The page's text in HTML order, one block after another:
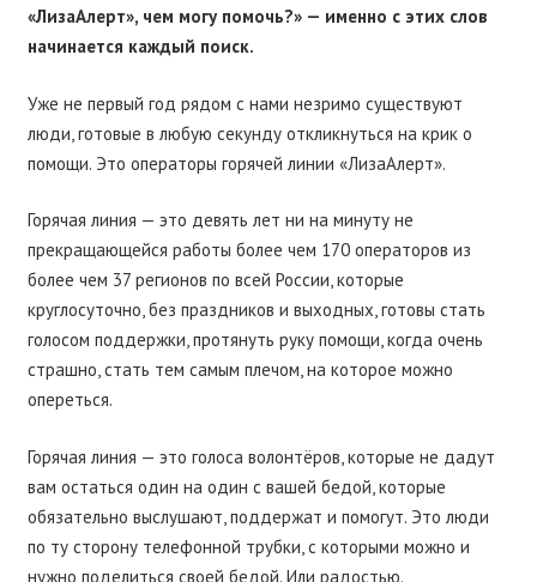
«ЛизаАлерт», чем могу помочь?» — именно с этих слов
начинается каждый поиск.
Уже не первый год рядом с нами незримо существуют
люди, готовые в любую секунду откликнуться на крик о
помощи. Это операторы горячей линии «ЛизаАлерт».
Горячая линия — это девять лет ни на минуту не
прекращающейся работы более чем 170 операторов из
более чем 37 регионов по всей России, которые
круглосуточно, без праздников и выходных, готовы стать
голосом поддержки, протянуть руку помощи, когда очень
страшно, стать тем самым плечом, на которое можно
опереться.
Горячая линия — это голоса волонтёров, которые не дадут
вам остаться один на один с вашей бедой, которые
обязательно выслушают, поддержат и помогут. Это люди
по ту сторону телефонной трубки, с которыми можно и
нужно поделиться своей бедой. Или радостью.